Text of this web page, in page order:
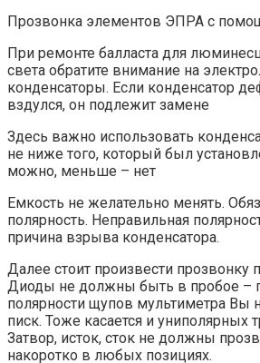
Прозвонка элементов ЭПРА с
При ремонте балласта для
света обратите внимание на
конденсаторы. Если конденсатор
вздулся, он подлежит замене
Здесь важно использовать
не ниже того, который был
можно, меньше – нет
Емкость не желательно менять.
полярность. Неправильная
причина взрыва конденсатора.
Далее стоит произвести прозвонку
Диоды не должны быть в пробое –
полярности щупов мультиметра
писк. Тоже касается и униполярных
Затвор, исток, сток не должны
накоротко в любых позициях.